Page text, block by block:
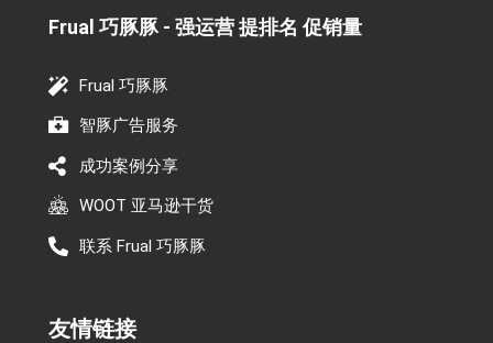
Frual 巧豚豚 - 强运营 提排名 促销量​
Frual 巧豚豚
智豚广告服务
成功案例分享
WOOT 亚马逊干货
联系 Frual 巧豚豚
友情链接